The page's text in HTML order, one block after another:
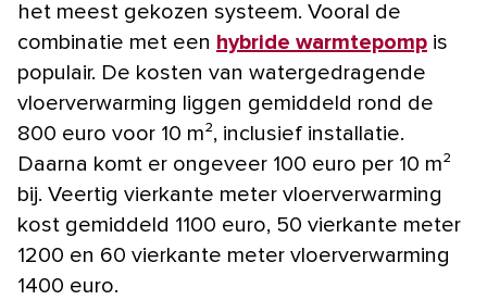
het meest gekozen systeem. Vooral de
combinatie met een hybride warmtepomp is
populair. De kosten van watergedragende
vloerverwarming liggen gemiddeld rond de
800 euro voor 10 m², inclusief installatie.
Daarna komt er ongeveer 100 euro per 10 m²
bij. Veertig vierkante meter vloerverwarming
kost gemiddeld 1100 euro, 50 vierkante meter
1200 en 60 vierkante meter vloerverwarming
1400 euro.